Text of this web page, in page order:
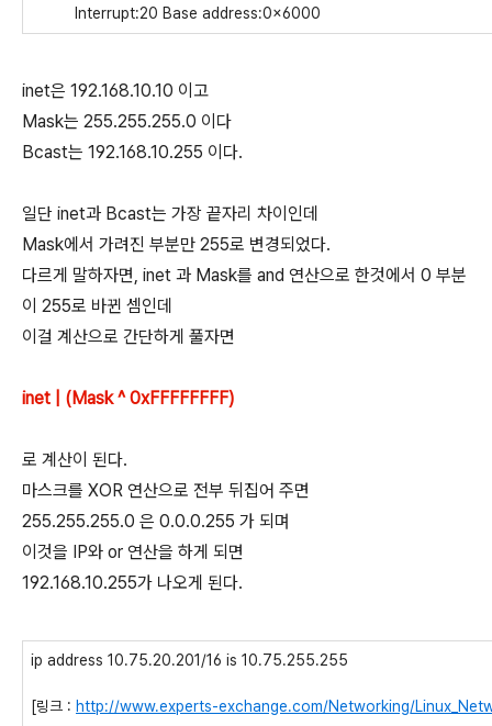
Interrupt:20 Base address:0x6000
inet은 192.168.10.10 이고
Mask는 255.255.255.0 이다
Bcast는 192.168.10.255 이다.
일단 inet과 Bcast는 가장 끝자리 차이인데
Mask에서 가려진 부분만 255로 변경되었다.
다르게 말하자면, inet 과 Mask를 and 연산으로 한것에서 0 부분
이 255로 바뀐 셈인데
이걸 계산으로 간단하게 풀자면
inet | (Mask ^ 0xFFFFFFFF)
로 계산이 된다.
마스크를 XOR 연산으로 전부 뒤집어 주면
255.255.255.0 은 0.0.0.255 가 되며
이것을 IP와 or 연산을 하게 되면
192.168.10.255가 나오게 된다.
ip address 10.75.20.201/16 is 10.75.255.255
[링크 : http://www.experts-exchange.com/Networking/